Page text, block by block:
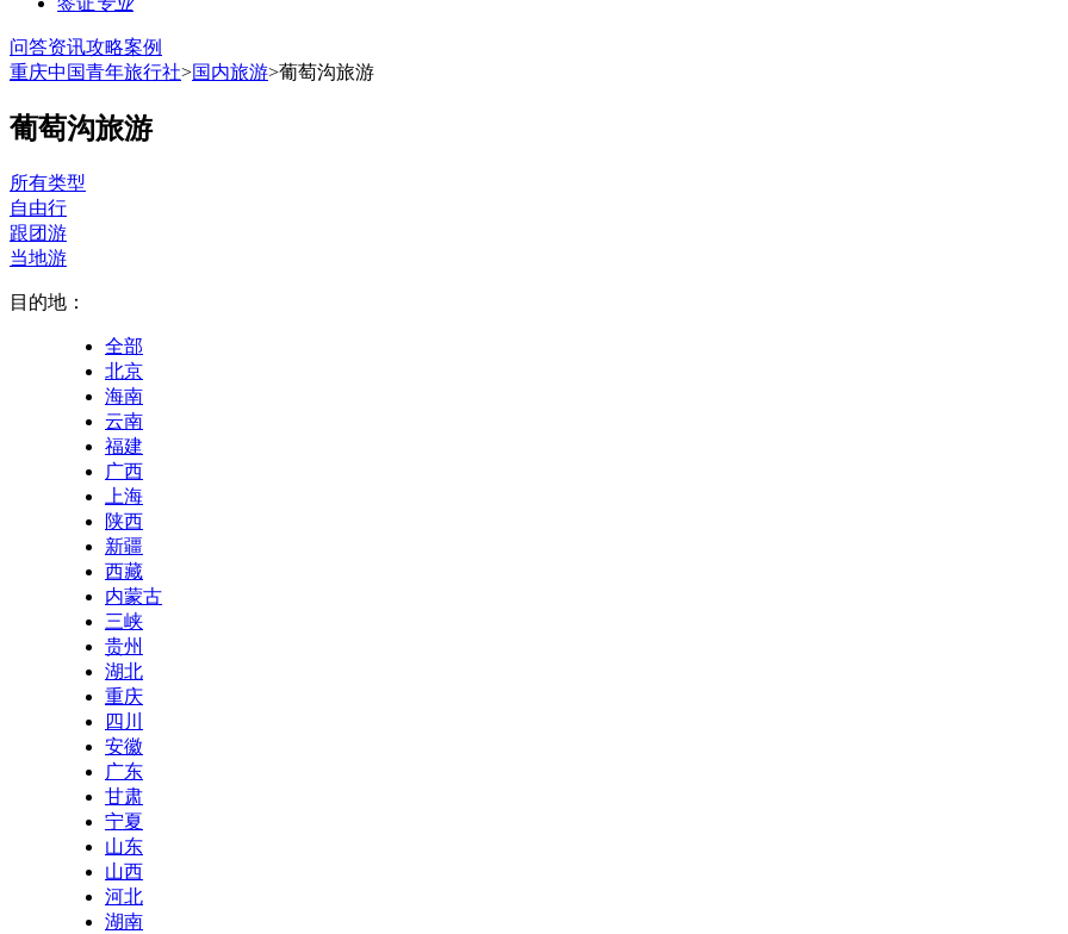
问答资讯攻略案例
重庆中国青年旅行社>国内旅游>葡萄沟旅游
葡萄沟旅游
所有类型
自由行
跟团游
当地游
目的地：
全部
北京
海南
云南
福建
广西
上海
陕西
新疆
西藏
内蒙古
三峡
贵州
湖北
重庆
四川
安徽
广东
甘肃
宁夏
山东
山西
河北
湖南